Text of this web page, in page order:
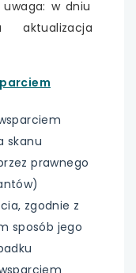
się
w
karcie
uwaga: w dniu
aktualizacja
skanu
prawnego
zgodnie z
sposób jego